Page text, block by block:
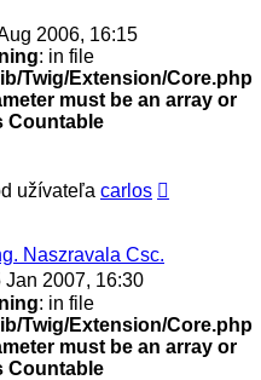
2006, 16:15
: in file
Twig/Extension/Core.php
must be an array or
Countable
užívateľa carlos
Naszravala Csc.
Jan 2007, 16:30
: in file
Twig/Extension/Core.php
must be an array or
Countable